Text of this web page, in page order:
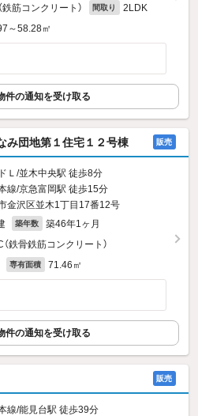
鉄筋コンクリート） 間取り 2LDK
～58.28㎡
件の通知を受け取る
み団地第１住宅１２号棟 販売
Ｌ/並木中央駅 徒歩8分
線/京急富岡駅 徒歩15分
金沢区並木1丁目17番12号
築年数 築46年1ヶ月
鉄骨鉄筋コンクリート）
専有面積 71.46㎡
件の通知を受け取る
販売
線/能見台駅 徒歩39分